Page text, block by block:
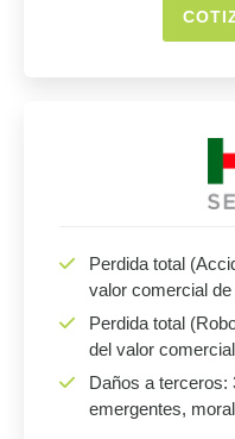
Perdida total
valor comercial
Perdida total
del valor
Daños a terceros:
emergentes,